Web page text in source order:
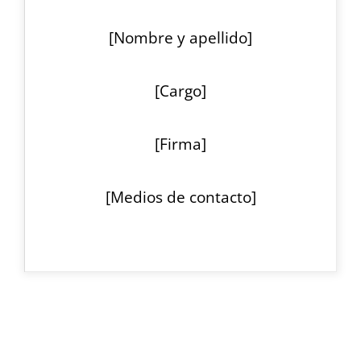
[Nombre y apellido]
[Cargo]
[Firma]
[Medios de contacto]